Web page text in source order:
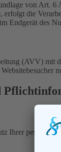
von Art. 6
erfolgt die
Endgerät des
(AVV) mit
Ihrer